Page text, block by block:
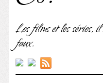
Les films et les séries,
faux.